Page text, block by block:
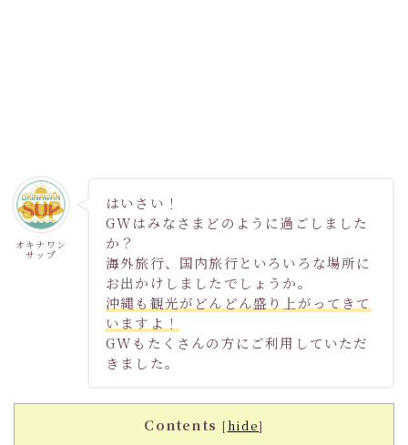
オキナワン
サップ
はいさい！
GWはみなさまどのように過ごしました
か？
海外旅行、国内旅行といろいろな場所に
お出かけしましたでしょうか。
沖縄も観光がどんどん盛り上がってきて
いますよ！
GWもたくさんの方にご利用していただ
きました。
Contents [hide]